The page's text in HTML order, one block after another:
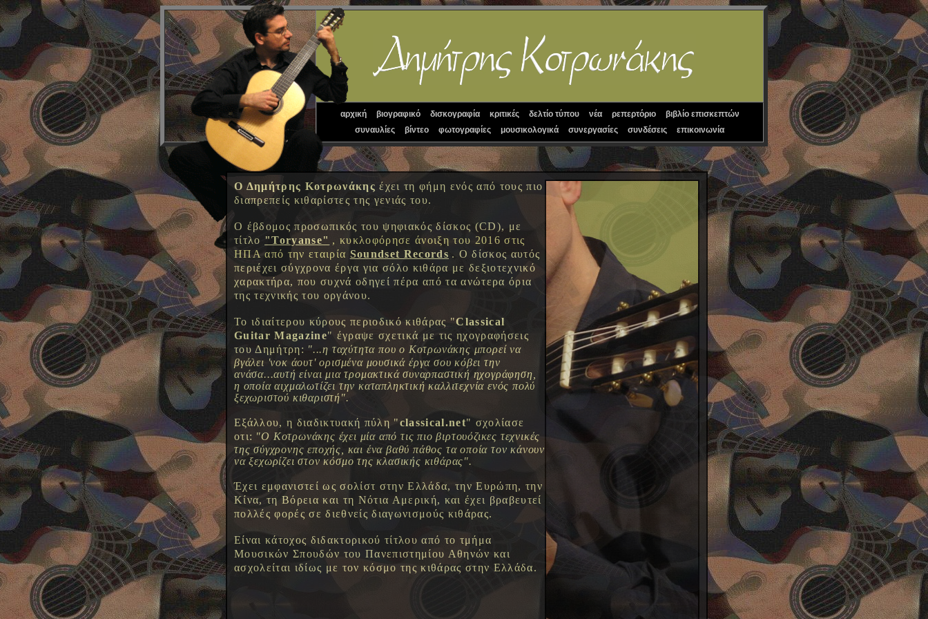
αρχική βιογραφικό δισκογραφία κριτικές δελτίο τύπου νέα ρεπερτόριο
βιβλίο επισκεπτών
συναυλίες
βίντεο φωτογραφίες μουσικολογικά συνεργασίες συνδέσεις επικοινωνία
Ο Δημήτρης Κοτρωνάκης έχει τη φήμη ενός από τους πιο
διαπρεπείς κιθαρίστες της γενιάς του.
Ο έβδομος προσωπικός του ψηφιακός δίσκος (CD), με
τίτλο "Toryanse" , κυκλοφόρησε άνοιξη του 2016 στις
ΗΠΑ από την εταιρία Soundset Records . Ο δίσκος αυτός
περιέχει σύγχρονα έργα για σόλο κιθάρα με δεξιοτεχνικό
χαρακτήρα, που συχνά οδηγεί πέρα από τα ανώτερα όρια
της τεχνικής του οργάνου.
Το ιδιαίτερου κύρους περιοδικό κιθάρας "Classical
Guitar Magazine" έγραψε σχετικά με τις ηχογραφήσεις
του Δημήτρη: "...η ταχύτητα που ο Κοτρωνάκης μπορεί να
βγάλει 'νοκ άουτ' ορισμένα μουσικά έργα σου κόβει την
ανάσα...αυτή είναι μια τρομακτικά συναρπαστική ηχογράφηση,
η οποία αιχμαλωτίζει την καταπληκτική καλλιτεχνία ενός πολύ
ξεχωριστού κιθαριστή".
Εξάλλου, η διαδικτυακή πύλη "classical.net" σχολίασε
οτι: "Ο Κοτρωνάκης έχει μία από τις πιο βιρτουόζικες τεχνικές
της σύγχρονης εποχής, και ένα βαθύ πάθος τα οποία τον κάνουν
να ξεχωρίζει στον κόσμο της κλασικής κιθάρας".
Έχει εμφανιστεί ως σολίστ στην Ελλάδα, την Ευρώπη, την
Κίνα, τη Βόρεια και τη Νότια Αμερική, και έχει βραβευτεί
πολλές φορές σε διεθνείς διαγωνισμούς κιθάρας.
Είναι κάτοχος διδακτορικού τίτλου από το τμήμα
Μουσικών Σπουδών του Πανεπιστημίου Αθηνών και
ασχολείται ιδίως με τον κόσμο της κιθάρας στην Ελλάδα.